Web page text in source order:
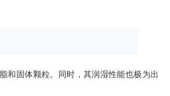
和固体颗粒。同时，其润湿性能也极为出